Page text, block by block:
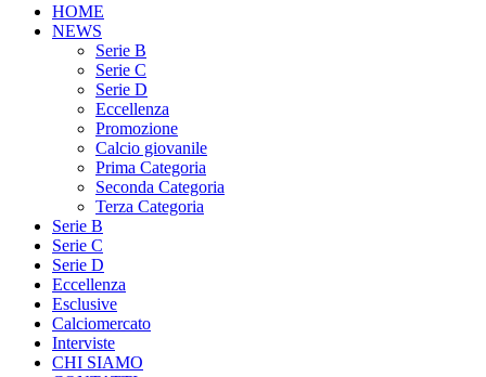
HOME
NEWS
Serie B
Serie C
Serie D
Eccellenza
Promozione
Calcio giovanile
Prima Categoria
Seconda Categoria
Terza Categoria
Serie B
Serie C
Serie D
Eccellenza
Esclusive
Calciomercato
Interviste
CHI SIAMO